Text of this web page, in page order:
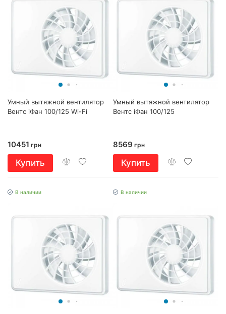
Умный вытяжной вентилятор
Вентс іФан 100/125 Wi-Fi
10451 грн
Купить
Умный вытяжной вентилятор
Вентс іФан 100/125
8569 грн
Купить
В наличии В наличии